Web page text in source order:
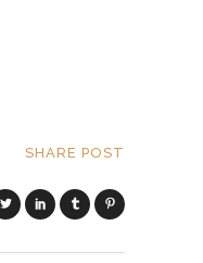
SHARE POST